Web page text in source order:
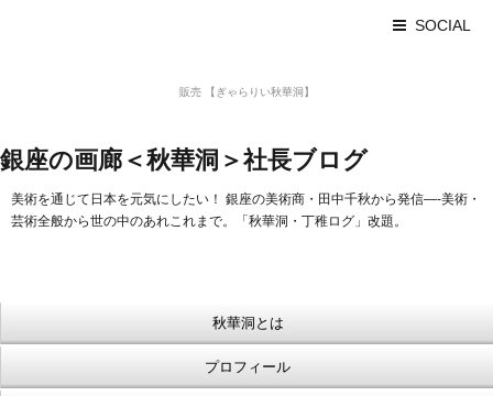
SOCIAL
販売 【ぎゃらりい秋華洞】
銀座の画廊＜秋華洞＞社長ブログ
美術を通じて日本を元気にしたい！ 銀座の美術商・田中千秋から発信—-美術・
芸術全般から世の中のあれこれまで。「秋華洞・丁稚ログ」改題。
秋華洞とは
プロフィール